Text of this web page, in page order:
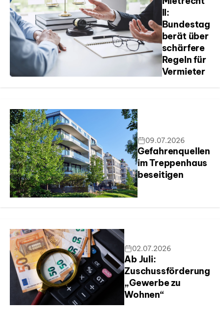
II:
Bundestag
berät über
schärfere
Regeln für
Vermieter
09.07.2026
Gefahrenquellen
im Treppenhaus
beseitigen
02.07.2026
Ab Juli:
Zuschussförderung
„Gewerbe zu
Wohnen“